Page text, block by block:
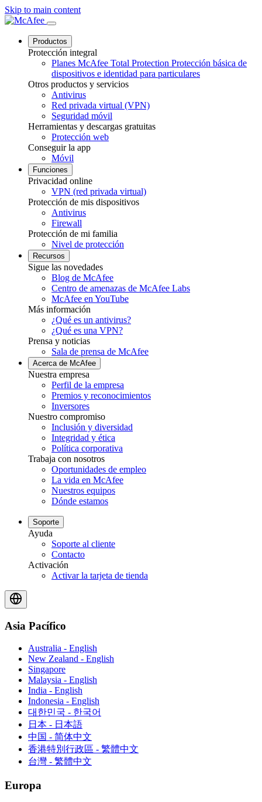
Skip to main content
Productos
Protección integral
Planes McAfee Total Protection Protección básica de
dispositivos e identidad para particulares
Otros productos y servicios
Antivirus
Red privada virtual (VPN)
Seguridad móvil
Herramientas y descargas gratuitas
Protección web
Conseguir la app
Móvil
Funciones
Privacidad online
VPN (red privada virtual)
Protección de mis dispositivos
Antivirus
Firewall
Protección de mi familia
Nivel de protección
Recursos
Sigue las novedades
Blog de McAfee
Centro de amenazas de McAfee Labs
McAfee en YouTube
Más información
¿Qué es un antivirus?
¿Qué es una VPN?
Prensa y noticias
Sala de prensa de McAfee
Acerca de McAfee
Nuestra empresa
Perfil de la empresa
Premios y reconocimientos
Inversores
Nuestro compromiso
Inclusión y diversidad
Integridad y ética
Política corporativa
Trabaja con nosotros
Oportunidades de empleo
La vida en McAfee
Nuestros equipos
Dónde estamos
Soporte
Ayuda
Soporte al cliente
Contacto
Activación
Activar la tarjeta de tienda
Asia Pacífico
Australia - English
New Zealand - English
Singapore
Malaysia - English
India - English
Indonesia - English
대한민국 - 한국어
日本 - 日本語
中国 - 简体中文
香港特別行政區 - 繁體中文
台灣 - 繁體中文
Europa